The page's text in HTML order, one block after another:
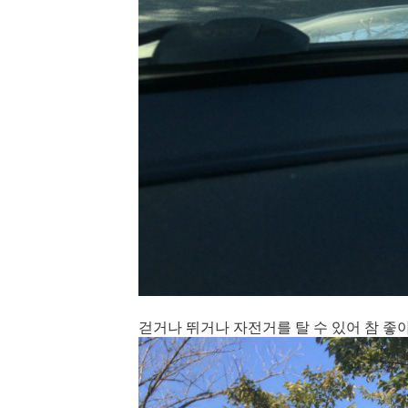
걷거나 뛰거나 자전거를 탈 수 있어 참 좋